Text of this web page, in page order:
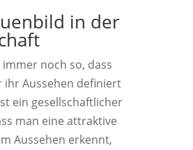
in der
immer noch so, dass
ihr Aussehen definiert
ein gesellschaftlicher
man eine attraktive
Aussehen erkennt,